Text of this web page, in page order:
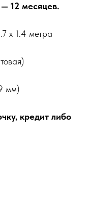
— 12 месяцев.
х 1.4 метра
мм)
кредит либо